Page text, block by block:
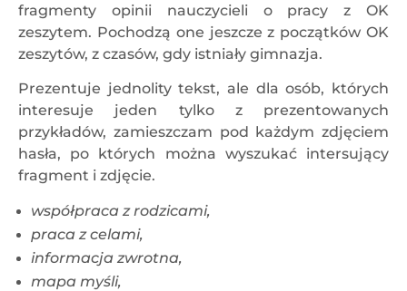
fragmenty opinii nauczycieli o pracy z OK
zeszytem. Pochodzą one jeszcze z początków OK
zeszytów, z czasów, gdy istniały gimnazja.
Prezentuje jednolity tekst, ale dla osób, których
interesuje jeden tylko z prezentowanych
przykładów, zamieszczam pod każdym zdjęciem
hasła, po których można wyszukać intersujący
fragment i zdjęcie.
współpraca z rodzicami,
praca z celami,
informacja zwrotna,
mapa myśli,